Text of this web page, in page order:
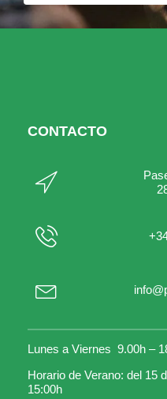
CONTACTO
Lunes a Viernes 9.00h –
Horario de Verano: del 15
15:00h